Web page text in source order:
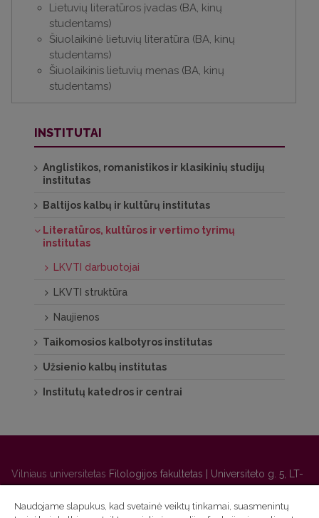
Lietuvių literatūros įvadas (BA, kinų
studentams)
Šiuolaikinė lietuvių literatūra (BA, kinų
studentams)
Šiuolaikinis lietuvių menas (BA, kinų
studentams)
INSTITUTAI
Anglistikos, romanistikos ir klasikinių studijų
institutas
Baltijos kalbų ir kultūrų institutas
Literatūros, kultūros ir vertimo tyrimų
institutas
LKVTI darbuotojai
LKVTI struktūra
Naujienos
Taikomosios kalbotyros institutas
Užsienio kalbų institutas
Institutų katedros ir centrai
Vilniaus universitetas Filologijos fakultetas | Universiteto g. 5, LT-
01131 Vilnius
Studijų skyriaus(studijų ir tvarkaraščio klausimai) tel. (0 5) 268
Naudojame slapukus, kad svetainė veiktų tinkamai, suasmenintų